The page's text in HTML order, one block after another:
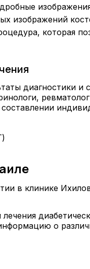
изображений
которая
диагностики и
в клинике
о